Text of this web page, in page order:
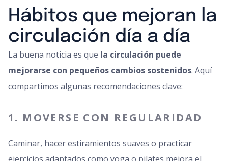
Hábitos que mejoran la
circulación día a día
La buena noticia es que la circulación puede
mejorarse con pequeños cambios sostenidos. Aquí
compartimos algunas recomendaciones clave:
1. MOVERSE CON REGULARIDAD
Caminar, hacer estiramientos suaves o practicar